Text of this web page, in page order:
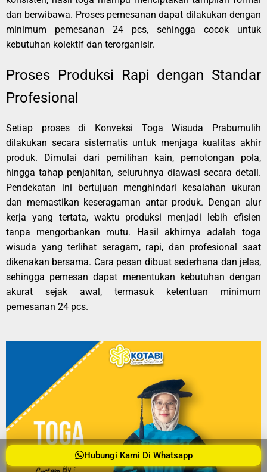
Hubungi Kami Di Whatsapp
dan berwibawa. Proses pemesanan dapat dilakukan dengan
minimum pemesanan 24 pcs, sehingga cocok untuk
kebutuhan kolektif dan terorganisir.
Proses Produksi Rapi dengan Standar
Profesional
Setiap proses di Konveksi Toga Wisuda Prabumulih
dilakukan secara sistematis untuk menjaga kualitas akhir
produk. Dimulai dari pemilihan kain, pemotongan pola,
hingga tahap penjahitan, seluruhnya diawasi secara detail.
Pendekatan ini bertujuan menghindari kesalahan ukuran
dan memastikan keseragaman antar produk. Dengan alur
kerja yang tertata, waktu produksi menjadi lebih efisien
tanpa mengorbankan mutu. Hasil akhirnya adalah toga
wisuda yang terlihat seragam, rapi, dan profesional saat
dikenakan bersama. Cara pesan dibuat sederhana dan jelas,
sehingga pemesan dapat menentukan kebutuhan dengan
akurat sejak awal, termasuk ketentuan minimum
pemesanan 24 pcs.